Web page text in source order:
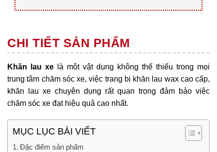
CHI TIẾT SẢN PHẨM
Khăn lau xe là một vật dụng không thế thiếu trong mọi
trung tâm chăm sóc xe, việc trang bị khăn lau wax cao cấp,
khăn lau xe chuyên dụng rất quan trọng đảm bảo việc
chăm sóc xe đạt hiệu quả cao nhất.
MỤC LỤC BÀI VIẾT
Đặc điểm sản phẩm